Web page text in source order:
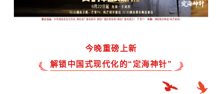
今晚重磅上新
解锁中国式现代化的“定海神针”